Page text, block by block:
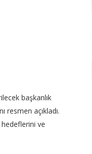
başkanlık
resmen açıkladı.
hedeflerini ve